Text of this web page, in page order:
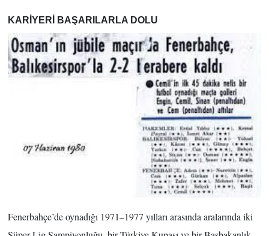
KARİYERİ BAŞARILARLA DOLU
Fenerbahçe’de oynadığı 1971–1977 yılları arasında aralarında iki